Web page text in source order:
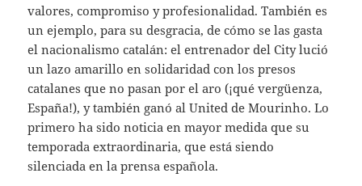
valores, compromiso y profesionalidad. También es
un ejemplo, para su desgracia, de cómo se las gasta
el nacionalismo catalán: el entrenador del City lució
un lazo amarillo en solidaridad con los presos
catalanes que no pasan por el aro (¡qué vergüenza,
España!), y también ganó al United de Mourinho. Lo
primero ha sido noticia en mayor medida que su
temporada extraordinaria, que está siendo
silenciada en la prensa española.